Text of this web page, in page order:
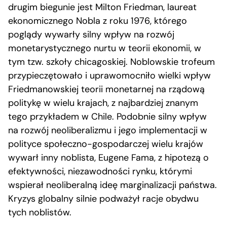
drugim biegunie jest Milton Friedman, laureat
ekonomicznego Nobla z roku 1976, którego
poglądy wywarły silny wpływ na rozwój
monetarystycznego nurtu w teorii ekonomii, w
tym tzw. szkoły chicagoskiej. Noblowskie trofeum
przypieczętowało i uprawomocniło wielki wpływ
Friedmanowskiej teorii monetarnej na rządową
politykę w wielu krajach, z najbardziej znanym
tego przykładem w Chile. Podobnie silny wpływ
na rozwój neoliberalizmu i jego implementacji w
polityce społeczno-gospodarczej wielu krajów
wywarł inny noblista, Eugene Fama, z hipotezą o
efektywności, niezawodności rynku, którymi
wspierał neoliberalną ideę marginalizacji państwa.
Kryzys globalny silnie podważył racje obydwu
tych noblistów.